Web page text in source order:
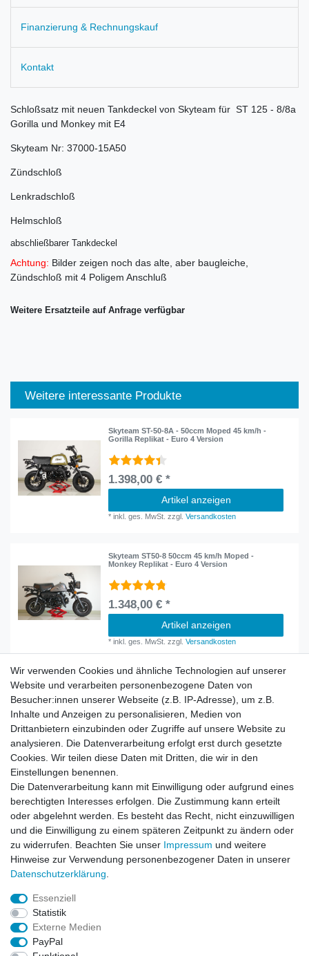
Finanzierung & Rechnungskauf
Kontakt
Schloßsatz mit neuen Tankdeckel von Skyteam für ST 125 - 8/8a
Gorilla und Monkey mit E4
Skyteam Nr: 37000-15A50
Zündschloß
Lenkradschloß
Helmschloß
abschließbarer Tankdeckel
Achtung: Bilder zeigen noch das alte, aber baugleiche,
Zündschloß mit 4 Poligem Anschluß
Weitere Ersatzteile auf Anfrage verfügbar
Weitere interessante Produkte
Skyteam ST-50-8A - 50ccm Moped 45 km/h -
Gorilla Replikat - Euro 4 Version
1.398,00 € *
Artikel anzeigen
*inkl. ges. MwSt. zzgl.Versandkosten
Skyteam ST50-8 50ccm 45 km/h Moped -
Monkey Replikat - Euro 4 Version
1.348,00 € *
Artikel anzeigen
*inkl. ges. MwSt. zzgl.Versandkosten
Rechtliches
AGB
Widerrufsrecht
Impressum
Datenschutzerklärung
Service
Kontakt
Datenschutzerklärung
FAQ / Ratgeber
Kinderquad
E-Bikes / Pedelecs
Dirt Bike & Pocketbike
Quad & ATV
Kinderbuggy | Gokart
Wir verwenden Cookies und ähnliche Technologien auf unserer
Website und verarbeiten personenbezogene Daten von
Besucher:innen unserer Webseite (z.B. IP-Adresse), um z.B.
Inhalte und Anzeigen zu personalisieren, Medien von
Drittanbietern einzubinden oder Zugriffe auf unsere Website zu
analysieren. Die Datenverarbeitung erfolgt erst durch gesetzte
Cookies. Wir teilen diese Daten mit Dritten, die wir in den
Einstellungen benennen.
Die Datenverarbeitung kann mit Einwilligung oder aufgrund eines
berechtigten Interesses erfolgen. Die Zustimmung kann erteilt
oder abgelehnt werden. Es besteht das Recht, nicht einzuwilligen
und die Einwilligung zu einem späteren Zeitpunkt zu ändern oder
zu widerrufen. Beachten Sie unser Impressum und weitere
Hinweise zur Verwendung personenbezogener Daten in unserer
Daten­schutz­erklärung
Essenziell
Statistik
Externe Medien
PayPal